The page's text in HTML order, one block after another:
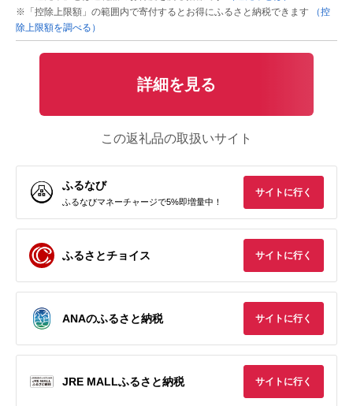
※「控除上限額」の範囲内で寄付するとお得にふるさと納税できます
（控
除上限額を調べる）
詳細を見る
この返礼品の取扱いサイト
ふるなび
ふるなびマネーチャージで5%即増量中！
サイトに行く
ふるさとチョイス サイトに行く
ANAのふるさと納税 サイトに行く
JRE MALLふるさと納税 サイトに行く